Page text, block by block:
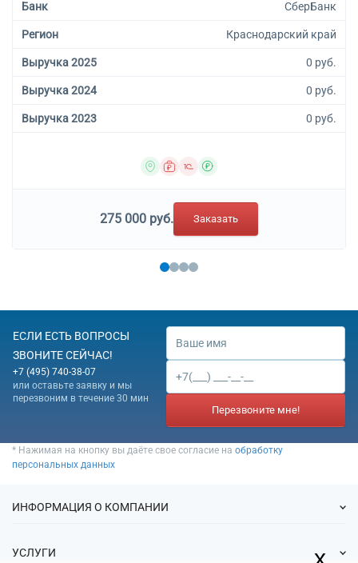
Банк СберБанк
Регион Краснодарский край
Выручка 2025 0 руб.
Выручка 2024 0 руб.
Выручка 2023 0 руб.
275 000 руб. Заказать
ЕСЛИ ЕСТЬ ВОПРОСЫ
ЗВОНИТЕ СЕЙЧАС!
+7 (495) 740-38-07
или оставьте заявку и мы
перезвоним в течение 30 мин
Перезвоните мне!
* Нажимая на кнопку вы даёте свое согласие на обработку
персональных данных
ИНФОРМАЦИЯ О КОМПАНИИ
О нас
УСЛУГИ